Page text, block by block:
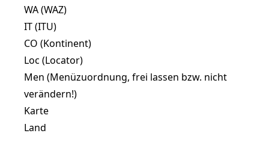
WA (WAZ)
IT (ITU)
CO (Kontinent)
Loc (Locator)
Men (Menüzuordnung, frei lassen bzw. nicht
verändern!)
Karte
Land